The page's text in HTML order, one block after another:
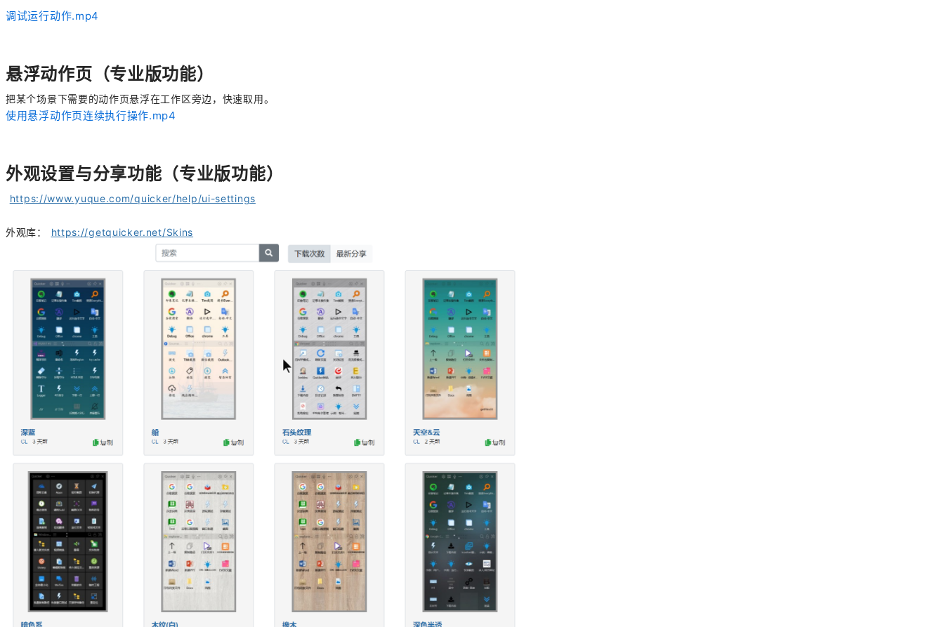
调试运行动作.mp4
悬浮动作页（专业版功能）
把某个场景下需要的动作页悬浮在工作区旁边，快速取用。
使用悬浮动作页连续执行操作.mp4
外观设置与分享功能（专业版功能）
https://www.yuque.com/quicker/help/ui-settings
外观库： https://getquicker.net/Skins